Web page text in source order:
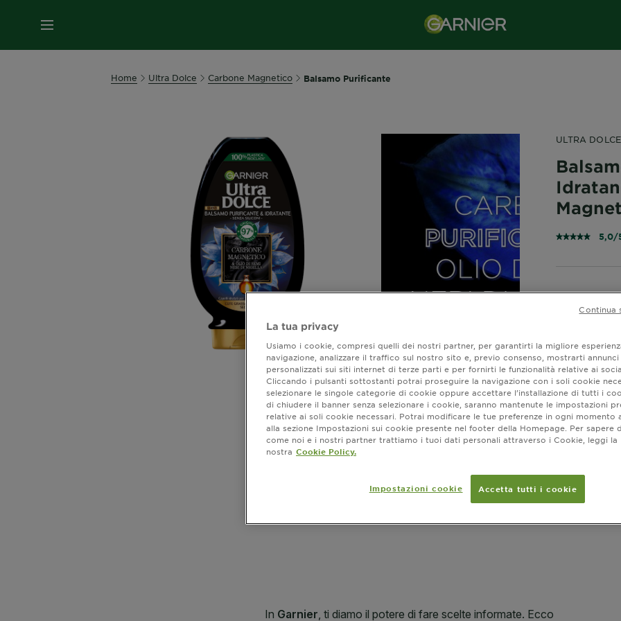
MENU
Home Ultra Dolce Carbone Magnetico Balsamo Purificante
SLIDE 1SLIDE 2
SLIDE 3SLIDE 4
ULTRA
5,0/
FORMATO
Dove
La tua privacy
Usiamo i cookie, compresi quelli dei nostri partner, per garantirti la migliore
navigazione, analizzare il traffico sul nostro sito e, previo consenso, mostrarti annunci
personalizzati sui siti internet di terze parti e per fornirti le funzionalità relative ai
Cliccando i pulsanti sottostanti potrai proseguire la navigazione con i soli cookie
selezionare le singole categorie di cookie oppure accettare l’installazione di tutti i
di chiudere il banner senza selezionare i cookie, saranno mantenute le impostazioni
relative ai soli cookie necessari. Potrai modificare le tue preferenze in ogni momento
alla sezione Impostazioni sui cookie presente nel footer della Homepage. Per sapere
come noi e i nostri partner trattiamo i tuoi dati personali attraverso i Cookie, leggi la
nostra Cookie Policy.
Impostazioni cookie Accetta tutti i cookie
Continua